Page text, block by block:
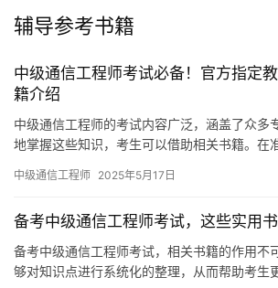
辅导参考书籍
中级通信工程师考试必备！官方指定
籍介绍
中级通信工程师的考试内容广泛，涵盖了众多
地掌握这些知识，考生可以借助相关书籍。在
中级通信工程师 2025年5月17日
备考中级通信工程师考试，这些实用
备考中级通信工程师考试，相关书籍的作用不
够对知识点进行系统化的整理，从而帮助考生